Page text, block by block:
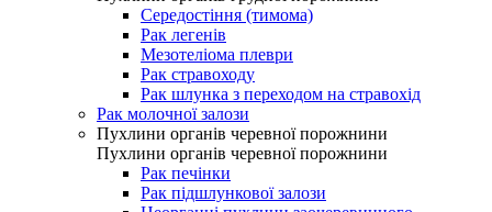
Середостіння (тимома)
Рак легенів
Мезотеліома плеври
Рак стравоходу
Рак шлунка з переходом на стравохід
Рак молочної залози
Пухлини органів черевної порожнини
Пухлини органів черевної порожнини
Рак печінки
Рак підшлункової залози